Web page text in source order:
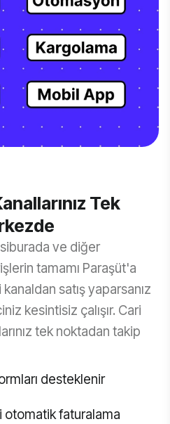
Tek
ve diğer
tamamı Paraşüt'a
satış yaparsanız
kesintisiz çalışır. Cari
tek noktadan takip
desteklenir
otomatik faturalama